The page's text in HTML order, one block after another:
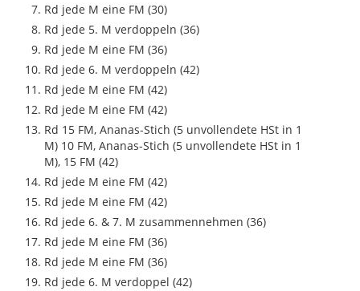
Rd jede M eine FM (30)
Rd jede 5. M verdoppeln (36)
Rd jede M eine FM (36)
Rd jede 6. M verdoppeln (42)
Rd jede M eine FM (42)
Rd jede M eine FM (42)
Rd 15 FM, Ananas-Stich (5 unvollendete HSt in 1
M) 10 FM, Ananas-Stich (5 unvollendete HSt in 1
M), 15 FM (42)
Rd jede M eine FM (42)
Rd jede M eine FM (42)
Rd jede 6. & 7. M zusammennehmen (36)
Rd jede M eine FM (36)
Rd jede M eine FM (36)
Rd jede 6. M verdoppel (42)